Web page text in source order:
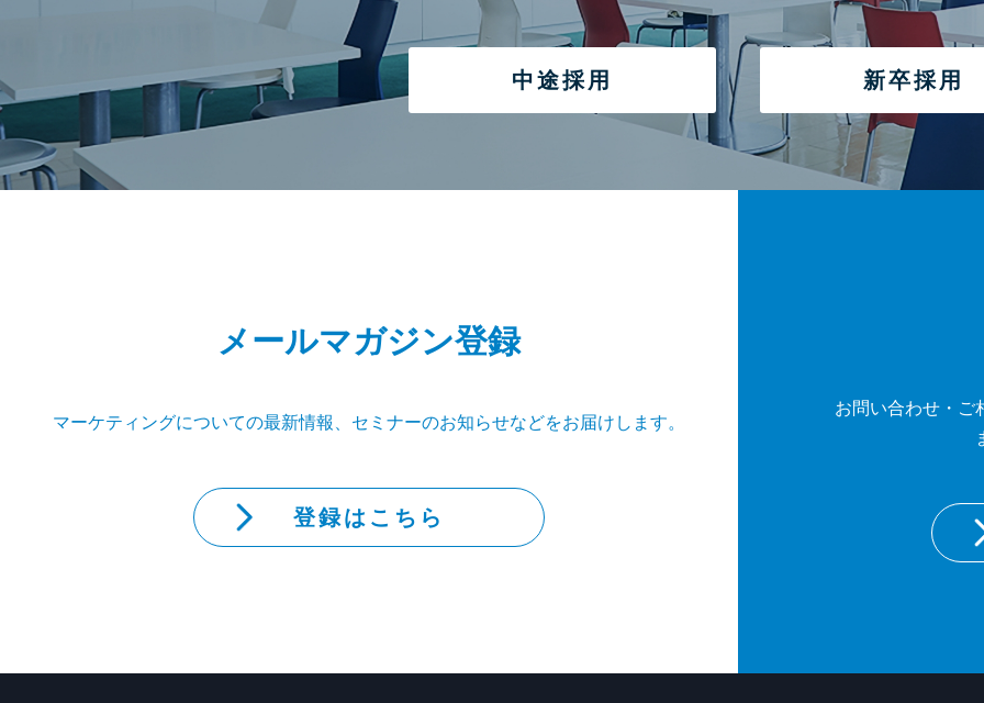
中途採用 新卒採用
メールマガジン登録
マーケティングについての最新情報、セミナーのお知らせなどをお届けします。
登録はこちら
お問い合わせ・ご